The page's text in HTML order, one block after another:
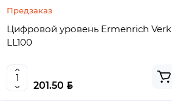
Предзаказ
Цифровой уровень Ermenrich Verk
LL100
201.50 BYN